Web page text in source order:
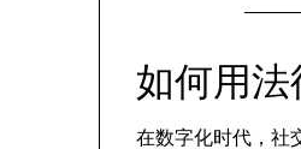
如何用
在数字化时代，社